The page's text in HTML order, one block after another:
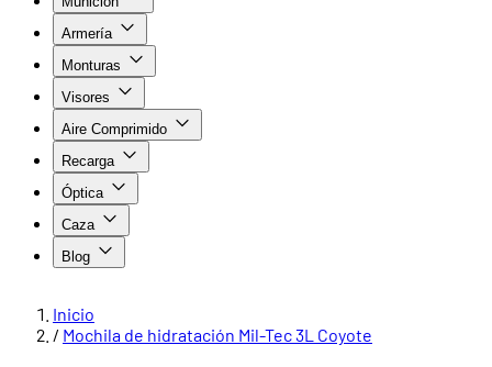
Armería
Monturas
Visores
Aire Comprimido
Recarga
Óptica
Caza
Blog
Inicio
/ Mochila de hidratación Mil-Tec 3L Coyote